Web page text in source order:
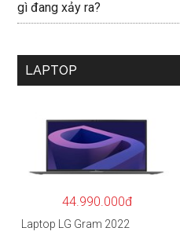
gì đang xảy ra?
LAPTOP
44.990.000đ
Laptop LG Gram 2022